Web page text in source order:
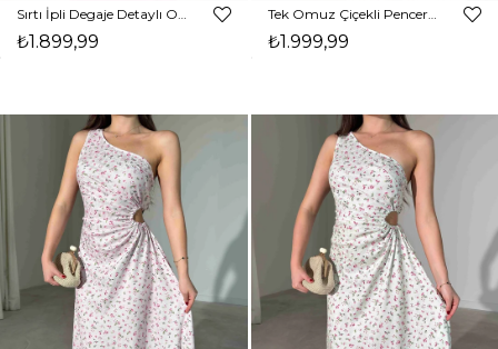
₺1.899,99
Tek Omuz Çiçekli Pencere Detaylı Maxi Sarı Yahir Kadın Elbise 26Y455
₺1.999,99